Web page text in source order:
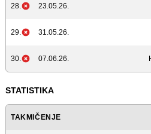
28. 23.05.26.
29. 31.05.26.
30. 07.06.26.
STATISTIKA
TAKMIČENJE